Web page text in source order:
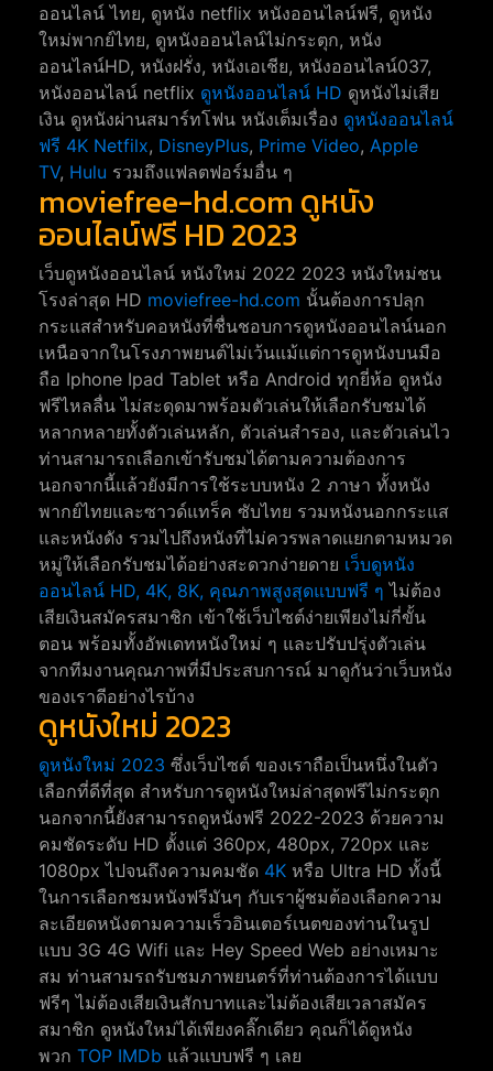
ออนไลน์ ไทย, ดูหนัง netflix หนังออนไลน์ฟรี, ดูหนัง
ใหม่พากย์ไทย, ดูหนังออนไลน์ไม่กระตุก, หนัง
ออนไลน์HD, หนังฝรั่ง, หนังเอเชีย, หนังออนไลน์037,
หนังออนไลน์ netflix ดูหนังออนไลน์ HD ดูหนังไม่เสีย
เงิน ดูหนังผ่านสมาร์ทโฟน หนังเต็มเรื่อง ดูหนังออนไลน์
ฟรี 4K Netfilx, DisneyPlus, Prime Video, Apple
TV, Hulu รวมถึงแฟลตฟอร์มอื่น ๆ
moviefree-hd.com ดูหนัง
ออนไลน์ฟรี HD 2023
เว็บดูหนังออนไลน์ หนังใหม่ 2022 2023 หนังใหม่ชน
โรงล่าสุด HD moviefree-hd.com นั้นต้องการปลุก
กระแสสำหรับคอหนังที่ชื่นชอบการดูหนังออนไลน์นอก
เหนือจากในโรงภาพยนต์ไม่เว้นแม้แต่การดูหนังบนมือ
ถือ Iphone Ipad Tablet หรือ Android ทุกยี่ห้อ ดูหนัง
ฟรีไหลลื่น ไม่สะดุดมาพร้อมตัวเล่นให้เลือกรับชมได้
หลากหลายทั้งตัวเล่นหลัก, ตัวเล่นสำรอง, และตัวเล่นไว
ท่านสามารถเลือกเข้ารับชมได้ตามความต้องการ
นอกจากนี้แล้วยังมีการใช้ระบบหนัง 2 ภาษา ทั้งหนัง
พากย์ไทยและซาวด์แทร็ค ซับไทย รวมหนังนอกกระแส
และหนังดัง รวมไปถึงหนังที่ไม่ควรพลาดแยกตามหมวด
หมู่ให้เลือกรับชมได้อย่างสะดวกง่ายดาย เว็บดูหนัง
ออนไลน์ HD, 4K, 8K, คุณภาพสูงสุดแบบฟรี ๆ ไม่ต้อง
เสียเงินสมัครสมาชิก เข้าใช้เว็บไซต์ง่ายเพียงไม่กี่ขั้น
ตอน พร้อมทั้งอัพเดทหนังใหม่ ๆ และปรับปรุ่งตัวเล่น
จากทีมงานคุณภาพที่มีประสบการณ์ มาดูกันว่าเว็บหนัง
ของเราดีอย่างไรบ้าง
ดูหนังใหม่ 2023
ดูหนังใหม่ 2023 ซึ่งเว็บไซต์ ของเราถือเป็นหนึ่งในตัว
เลือกที่ดีที่สุด สำหรับการดูหนังใหม่ล่าสุดฟรีไม่กระตุก
นอกจากนี้ยังสามารถดูหนังฟรี 2022-2023 ด้วยความ
คมชัดระดับ HD ตั้งแต่ 360px, 480px, 720px และ
1080px ไปจนถึงความคมชัด 4K หรือ Ultra HD ทั้งนี้
ในการเลือกชมหนังฟรีมันๆ กับเราผู้ชมต้องเลือกความ
ละเอียดหนังตามความเร็วอินเตอร์เนตของท่านในรูป
แบบ 3G 4G Wifi และ Hey Speed Web อย่างเหมาะ
สม ท่านสามรถรับชมภาพยนตร์ที่ท่านต้องการได้แบบ
ฟรีๆ ไม่ต้องเสียเงินสักบาทและไม่ต้องเสียเวลาสมัคร
สมาชิก ดูหนังใหม่ได้เพียงคลิ๊กเดียว คุณก็ได้ดูหนัง
พวก TOP IMDb แล้วแบบฟรี ๆ เลย